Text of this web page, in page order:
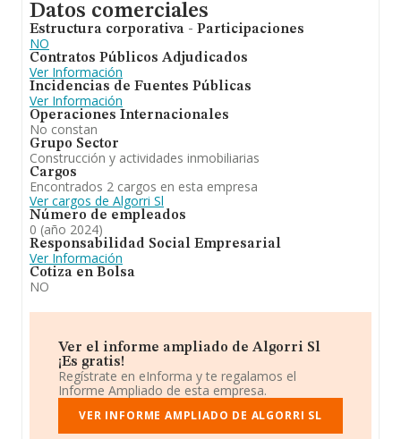
Datos comerciales
Estructura corporativa - Participaciones
NO
Contratos Públicos Adjudicados
Ver Información
Incidencias de Fuentes Públicas
Ver Información
Operaciones Internacionales
No constan
Grupo Sector
Construcción y actividades inmobiliarias
Cargos
Encontrados 2 cargos en esta empresa
Ver cargos de Algorri Sl
Número de empleados
0 (año 2024)
Responsabilidad Social Empresarial
Ver Información
Cotiza en Bolsa
NO
Ver el informe ampliado de Algorri Sl
¡Es gratis!
Regístrate en eInforma y te regalamos el
Informe Ampliado de esta empresa.
VER INFORME AMPLIADO DE ALGORRI SL